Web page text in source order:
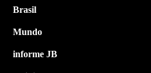
Brasil
Mundo
informe JB